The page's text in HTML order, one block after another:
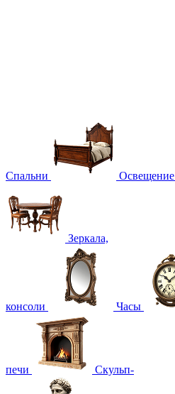
Спальни Освещение
Зеркала,
консоли Часы
печи Скульп-